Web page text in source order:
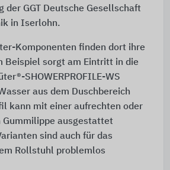
der GGT Deutsche Gesellschaft
in Iserlohn.
Komponenten finden dort ihre
Beispiel sorgt am Eintritt in die
SHOWERPROFILE-WS
aus dem Duschbereich
kann mit einer aufrechten oder
Gummilippe ausgestattet
sind auch für das
Rollstuhl problemlos